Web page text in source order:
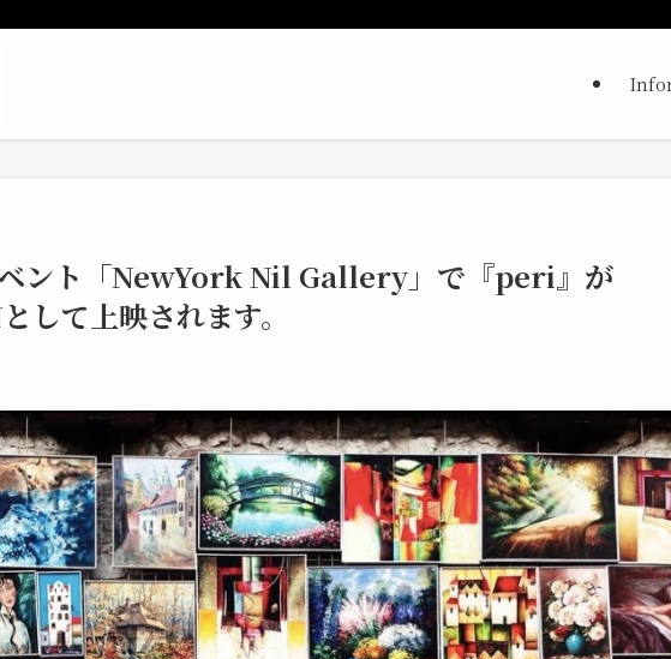
ベント「NewYork Nil Gallery」で『peri』が
て上映されます。